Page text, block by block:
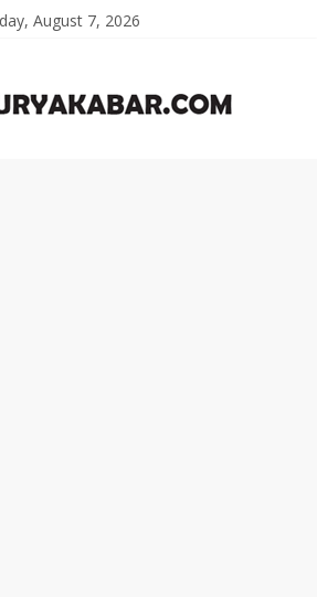
August 7, 2026